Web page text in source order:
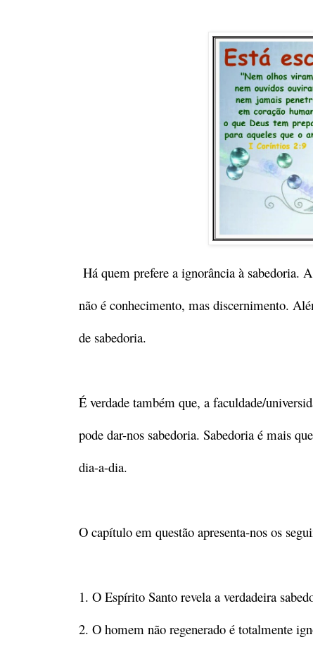
Há quem prefere a ignorância à sabedoria.
não é conhecimento, mas discernimento.
de sabedoria.
É verdade também que, a faculdade/
pode dar-nos sabedoria. Sabedoria é mais
dia-a-dia.
O capítulo em questão apresenta-nos os
1. O Espírito Santo revela a verdadeira
2. O homem não regenerado é totalmente